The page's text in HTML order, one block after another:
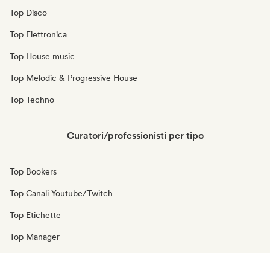
Top Disco
Top Elettronica
Top House music
Top Melodic & Progressive House
Top Techno
Curatori/professionisti per tipo
Top Bookers
Top Canali Youtube/Twitch
Top Etichette
Top Manager